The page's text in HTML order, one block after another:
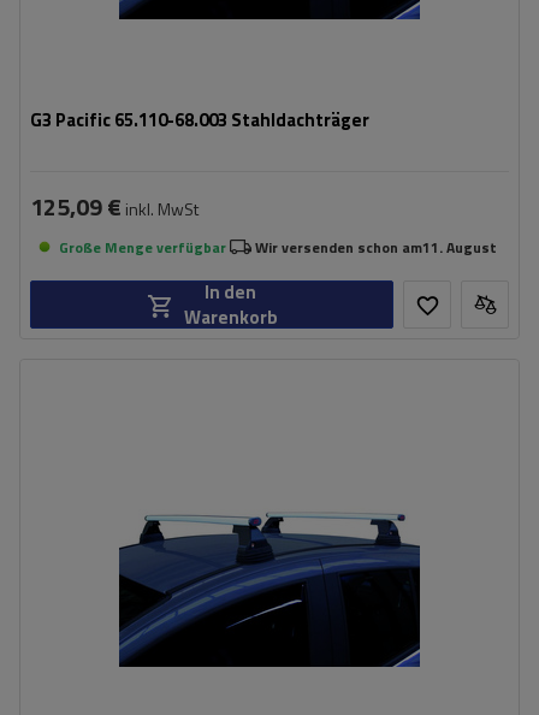
G3 Pacific 65.110-68.003 Stahldachträger
125,09 € inkl. MwSt
Große Menge verfügbar Wir versenden schon am11. August
In den
Warenkorb